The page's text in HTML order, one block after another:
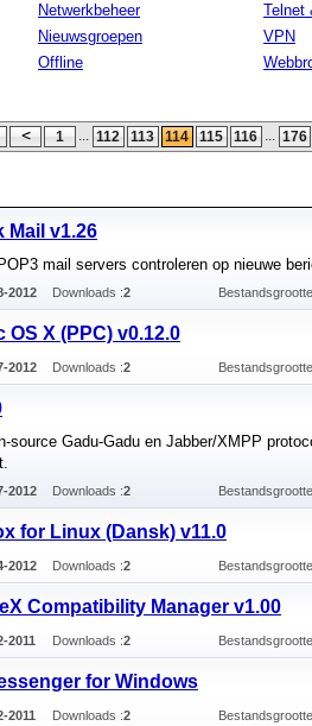
Netwerkbeheer
Nieuwsgroepen
Offline
Telnet
VPN
1 ... 112 113 114 115 116 ... 176
Mail v1.26
mail servers controleren op nieuwe
2012 Downloads :2
OS X (PPC) v0.12.0
2012 Downloads :2
source Gadu-Gadu en Jabber/XMPP
2012 Downloads :2
for Linux (Dansk) v11.0
2012 Downloads :2
Compatibility Manager v1.00
2011 Downloads :2
for Windows
2011 Downloads :2